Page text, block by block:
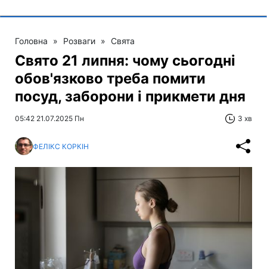
Головна » Розваги » Свята
Свято 21 липня: чому сьогодні
обов'язково треба помити
посуд, заборони і прикмети дня
05:42 21.07.2025 Пн 3 хв
ФЕЛІКС КОРКІН